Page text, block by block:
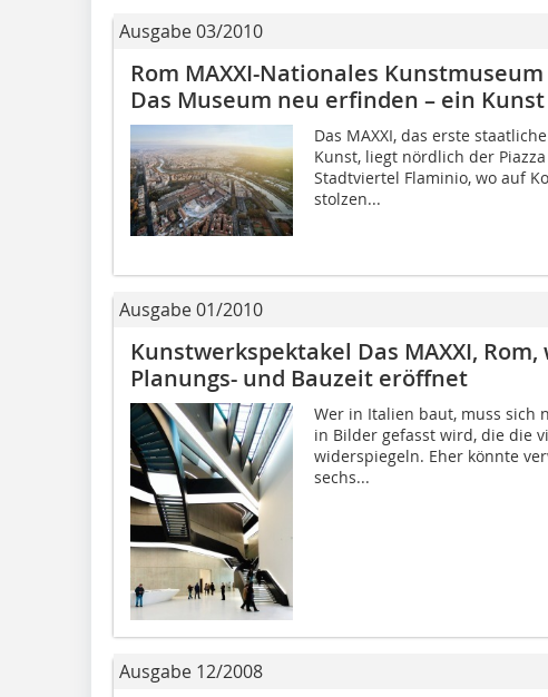
Ausgabe 03/2010
Rom MAXXI-Nationales
Das Museum neu erfinden – ein
Das MAXXI, das erste
Kunst, liegt nördlich der
Stadtviertel Flaminio, wo auf
stolzen...
Ausgabe 01/2010
Kunstwerkspektakel Das MAXXI,
Planungs- und Bauzeit eröffnet
Wer in Italien baut, muss sich
in Bilder gefasst wird, die die
widerspiegeln. Eher könnte
sechs...
Ausgabe 12/2008